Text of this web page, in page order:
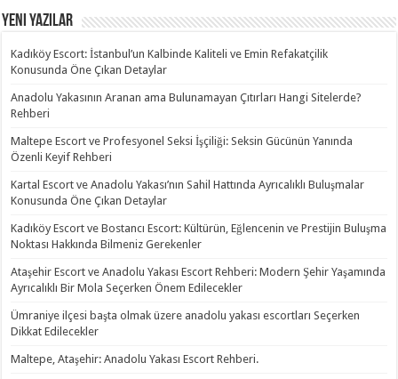
Yeni Yazılar
Kadıköy Escort: İstanbul’un Kalbinde Kaliteli ve Emin Refakatçilik
Konusunda Öne Çıkan Detaylar
Anadolu Yakasının Aranan ama Bulunamayan Çıtırları Hangi Sitelerde?
Rehberi
Maltepe Escort ve Profesyonel Seksi İşçiliği: Seksin Gücünün Yanında
Özenli Keyif Rehberi
Kartal Escort ve Anadolu Yakası’nın Sahil Hattında Ayrıcalıklı Buluşmalar
Konusunda Öne Çıkan Detaylar
Kadıköy Escort ve Bostancı Escort: Kültürün, Eğlencenin ve Prestijin Buluşma
Noktası Hakkında Bilmeniz Gerekenler
Ataşehir Escort ve Anadolu Yakası Escort Rehberi: Modern Şehir Yaşamında
Ayrıcalıklı Bir Mola Seçerken Önem Edilecekler
Ümraniye ilçesi başta olmak üzere anadolu yakası escortları Seçerken
Dikkat Edilecekler
Maltepe, Ataşehir: Anadolu Yakası Escort Rehberi.